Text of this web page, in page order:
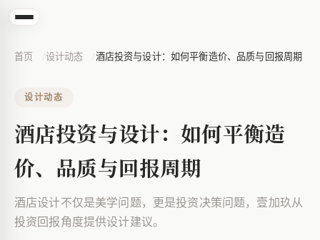
首页 设计动态 酒店投资与设计：如何平衡造价、品质与回报周期
设计动态
酒店投资与设计：如何平衡造
价、品质与回报周期
酒店设计不仅是美学问题，更是投资决策问题，壹加玖从
投资回报角度提供设计建议。